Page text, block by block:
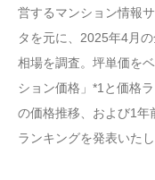
営するマンション情報
タを元に、2025年4月
相場を調査。坪単価を
ション価格」*1と価格
の価格推移、および1年
ランキングを発表いたし